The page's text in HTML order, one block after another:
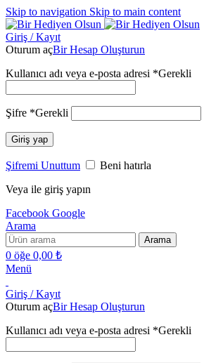
Skip to navigation Skip to main content
Giriş / Kayıt
Oturum açBir Hesap Oluşturun
Kullanıcı adı veya e-posta adresi *Gerekli
Şifre *Gerekli
Giriş yap
Şifremi Unuttum
Beni hatırla
Veya ile giriş yapın
Facebook Google
Arama
Arama
0 öğe 0,00 ₺
Menü
Giriş / Kayıt
Oturum açBir Hesap Oluşturun
Kullanıcı adı veya e-posta adresi *Gerekli